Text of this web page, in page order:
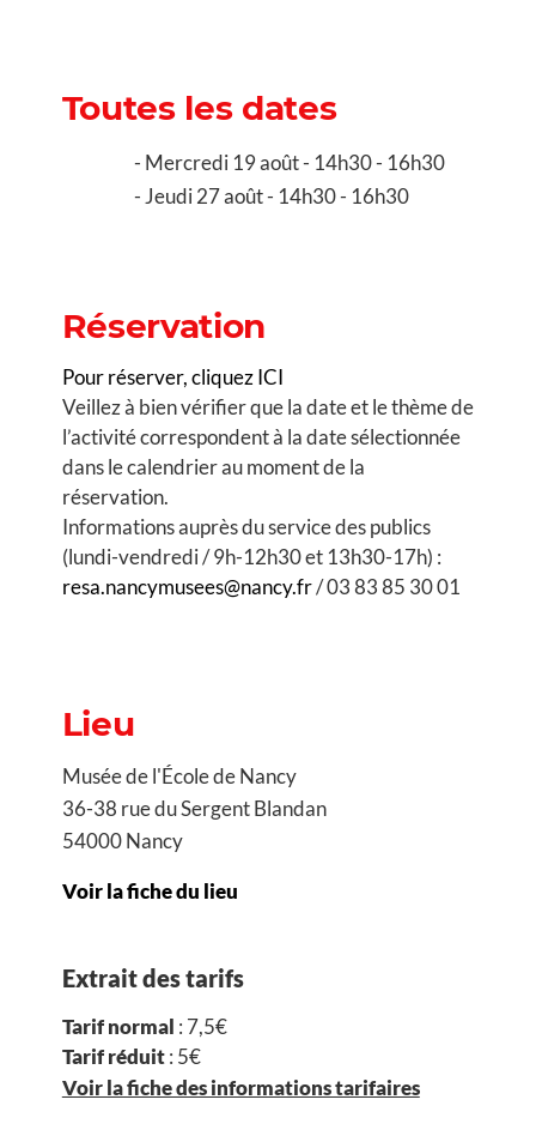
Toutes les dates
Mercredi 19 août - 14h30 - 16h30
Jeudi 27 août - 14h30 - 16h30
Réservation
Pour réserver, cliquez ICI
Veillez à bien vérifier que la date et le thème de
l’activité correspondent à la date sélectionnée
dans le calendrier au moment de la
réservation.
Informations auprès du service des publics
(lundi-vendredi / 9h-12h30 et 13h30-17h) :
resa.nancymusees@nancy.fr/ 03 83 85 30 01
Lieu
Musée de l'École de Nancy
36-38 rue du Sergent Blandan
54000 Nancy
Voir la fiche du lieu
Extrait des tarifs
Tarif normal : 7,5€
Tarif réduit: 5€
Voir la fiche des informations tarifaires